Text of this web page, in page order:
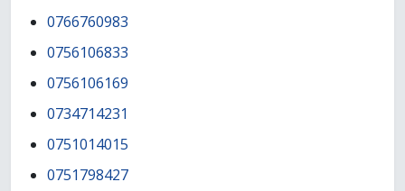
0766760983
0756106833
0756106169
0734714231
0751014015
0751798427